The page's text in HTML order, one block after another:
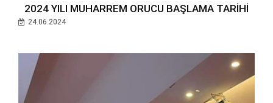
2024 YILI MUHARREM ORUCU BAŞLAMA TARİHİ
24.06.2024